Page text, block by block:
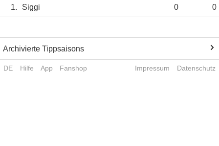
1. Siggi 0 0
Archivierte Tippsaisons
DE Hilfe App Fanshop Impressum Datenschutz